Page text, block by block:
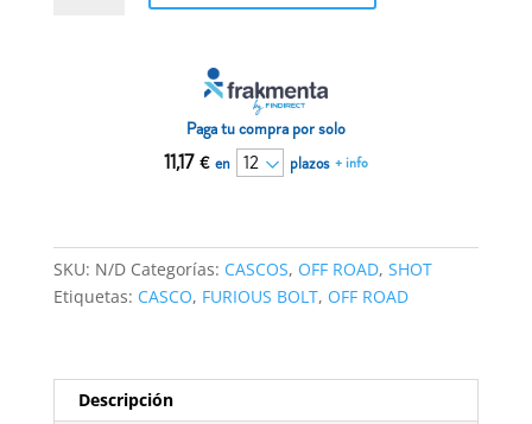
Paga tu compra por solo
11,17 € en plazos + info
SKU: N/D Categorías: CASCOS, OFF ROAD, SHOT
Etiquetas: CASCO, FURIOUS BOLT, OFF ROAD
Descripción